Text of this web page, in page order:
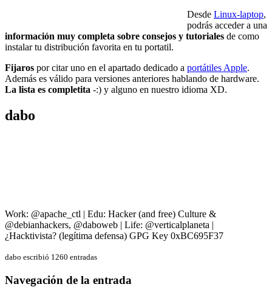
Desde Linux-laptop,
podrás acceder a una
información muy completa sobre consejos y tutoriales de como
instalar tu distribución favorita en tu portatil.
Fijaros por citar uno en el apartado dedicado a portátiles Apple.
Además es válido para versiones anteriores hablando de hardware.
La lista es completita -:) y alguno en nuestro idioma XD.
dabo
Work: @apache_ctl | Edu: Hacker (and free) Culture &
@debianhackers, @daboweb | Life: @verticalplaneta |
¿Hacktivista? (legítima defensa) GPG Key 0xBC695F37
dabo escribió 1260 entradas
Navegación de la entrada